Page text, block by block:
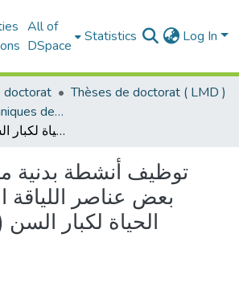
All of
DSpace
Statistics Log In
doctorat
Thèses de doctorat ( LMD )
Sciences et Techniques des Activités Physiques et Sportives - التربية البدنية و الرياضية
توظيف أنشطة بدنية مكيفة لتحسين بعض عناصر اللياقة البدنية و جودة الحياة لكبار السن (60-70) سنة
توظيف أنشطة بدنية
بعض عناصر اللياقة
الحياة لكبار السن (60-70)